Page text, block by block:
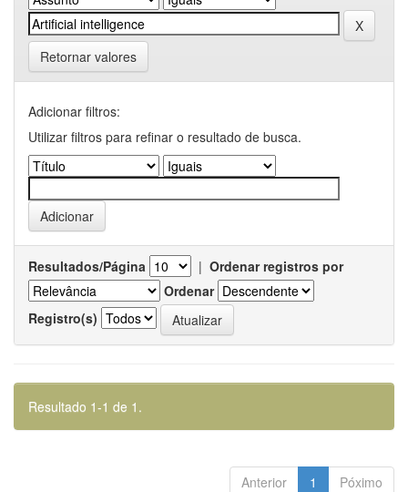
Retornar valores
Adicionar filtros:
Utilizar filtros para refinar o resultado de busca.
Resultados/Página | Ordenar registros por
Ordenar
Registro(s)
Resultado 1-1 de 1.
Anterior 1 Póximo